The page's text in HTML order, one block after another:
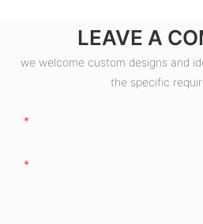
LEAVE A
we welcome custom designs and
the specific